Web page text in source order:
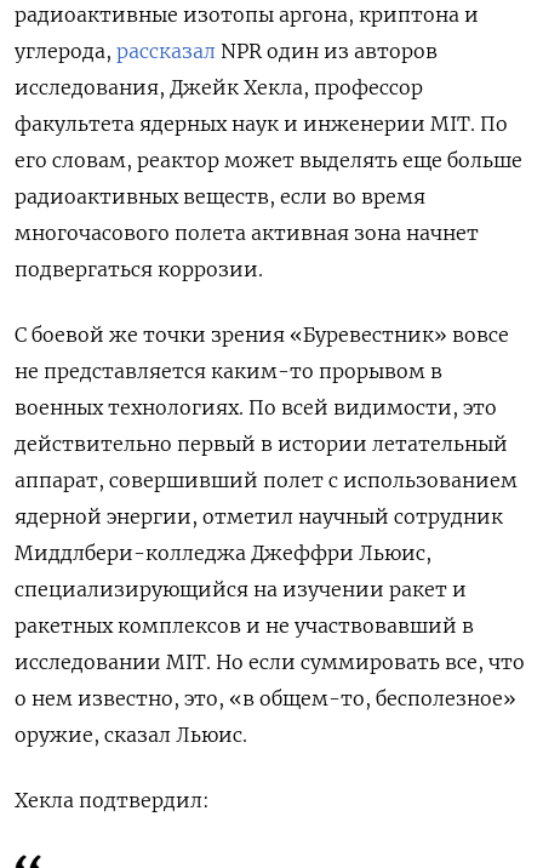
радиоактивные изотопы аргона, криптона и
углерода, рассказал NPR один из авторов
исследования, Джейк Хекла, профессор
факультета ядерных наук и инженерии MIT. По
его словам, реактор может выделять еще больше
радиоактивных веществ, если во время
многочасового полета активная зона начнет
подвергаться коррозии.
С боевой же точки зрения «Буревестник» вовсе
не представляется каким-то прорывом в
военных технологиях. По всей видимости, это
действительно первый в истории летательный
аппарат, совершивший полет с использованием
ядерной энергии, отметил научный сотрудник
Миддлбери-колледжа Джеффри Льюис,
специализирующийся на изучении ракет и
ракетных комплексов и не участвовавший в
исследовании MIT. Но если суммировать все, что
о нем известно, это, «в общем-то, бесполезное»
оружие, сказал Льюис.
Хекла подтвердил: